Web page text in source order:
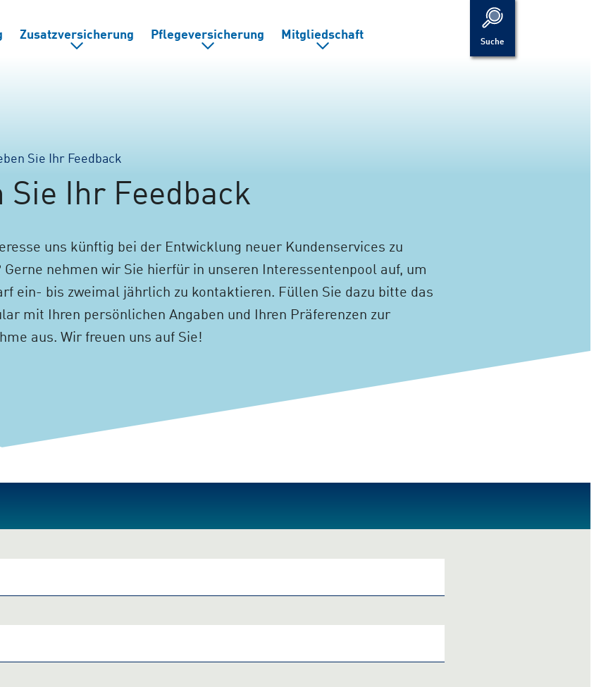
Zusatzversicherung Pflegeversicherung Mitgliedschaft
Suche
Sie Ihr Feedback
Sie Ihr Feedback
uns künftig bei der Entwicklung neuer Kundenservices zu
nehmen wir Sie hierfür in unseren Interessentenpool auf, um
ein- bis zweimal jährlich zu kontaktieren. Füllen Sie dazu bitte das
mit Ihren persönlichen Angaben und Ihren Präferenzen zur
aus. Wir freuen uns auf Sie!